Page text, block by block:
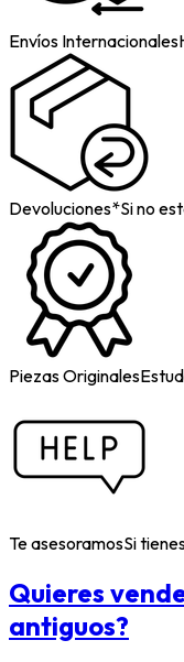
Envíos Internacionales
Devoluciones*Si no
Piezas Originales
Te asesoramosSi
Quieres
antiguos?